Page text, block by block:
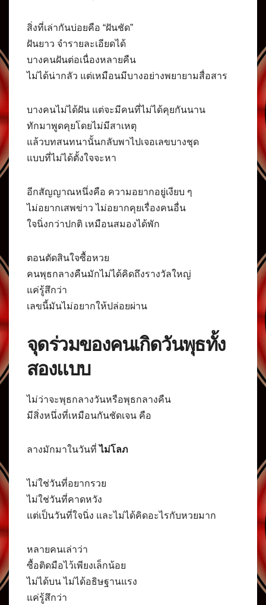
สิ่งที่เล่ากันบ่อยคือ “ฝันชัด”
ฝันยาว จำรายละเอียดได้
บางคนฝันต่อเนื่องหลายคืน
ไม่ได้น่ากลัว แต่เหมือนมีบางอย่างพยายามสื่อสาร
บางคนไม่ได้ฝัน แต่จะมีคนที่ไม่ได้คุยกันนาน
ทักมาพูดคุยโดยไม่มีสาเหตุ
แล้วบทสนทนานั้นกลับพาไปเจอเลขบางชุด
แบบที่ไม่ได้ตั้งใจจะหา
อีกสัญญาณหนึ่งคือ ความอยากอยู่เงียบ ๆ
ไม่อยากเสพข่าว ไม่อยากคุยเรื่องคนอื่น
ใจนิ่งกว่าปกติ เหมือนสมองได้พัก
ตอนตัดสินใจซื้อหวย
คนพุธกลางคืนมักไม่ได้คิดถึงรางวัลใหญ่
แค่รู้สึกว่า
เลขนี้มันไม่อยากให้ปล่อยผ่าน
จุดร่วมของคนเกิดวันพุธทั้ง
สองแบบ
ไม่ว่าจะพุธกลางวันหรือพุธกลางคืน
มีสิ่งหนึ่งที่เหมือนกันชัดเจน คือ
ลางมักมาในวันที่ไม่โลภ
ไม่ใช่วันที่อยากรวย
ไม่ใช่วันที่คาดหวัง
แต่เป็นวันที่ใจนิ่ง และไม่ได้คิดอะไรกับหวยมาก
หลายคนเล่าว่า
ซื้อติดมือไว้เพียงเล็กน้อย
ไม่ได้บน ไม่ได้อธิษฐานแรง
แค่รู้สึกว่า